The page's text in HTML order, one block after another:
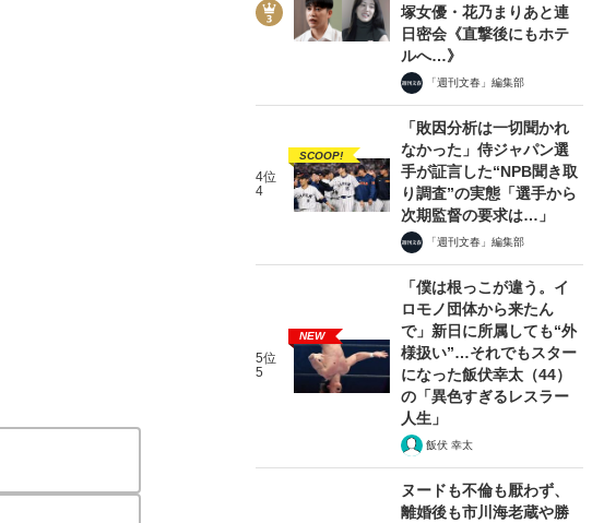
塚女優・花乃まりあと連
日密会《直撃後にもホテ
ルへ…》
「週刊文春」編集部
4位
4
SCOOP!
「敗因分析は一切聞かれ
なかった」侍ジャパン選
手が証言した“NPB聞き取
り調査”の実態「選手から
次期監督の要求は…」
「週刊文春」編集部
5位
5
NEW
「僕は根っこが違う。イ
ロモノ団体から来たん
で」新日に所属しても“外
様扱い”…それでもスター
になった飯伏幸太（44）
の「異色すぎるレスラー
人生」
飯伏 幸太
ヌードも不倫も厭わず、
離婚後も市川海老蔵や勝